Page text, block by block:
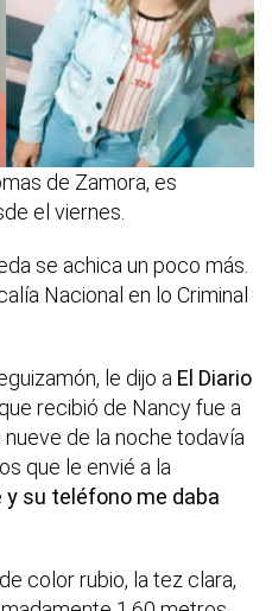
de Zamora, es
el viernes.
se achica un poco más.
Nacional en lo Criminal
le dijo a El Diario
recibió de Nancy fue a
nueve de la noche todavía
que le envié a la
y su teléfono me daba
color rubio, la tez clara,